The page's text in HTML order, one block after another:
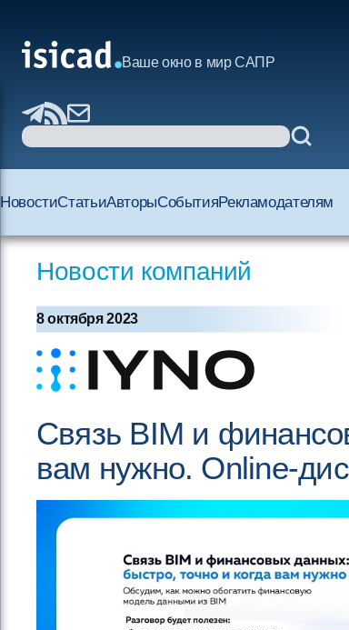
Ваше окно в мир САПР
НовостиСтатьиАвторыСобытияРекламодателям
Новости компаний
8 октября 2023
Связь BIM и
вам нужно. Online-